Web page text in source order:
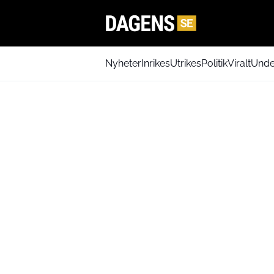
NyheterInrikesUtrikesPolitikViralt